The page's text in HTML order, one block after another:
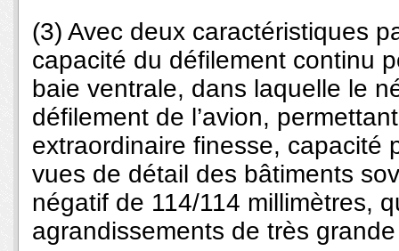
(3) Avec deux caractéristiques
capacité du défilement continu
baie ventrale, dans laquelle le
défilement de l’avion,
extraordinaire finesse, capacité
vues de détail des bâtiments
négatif de 114/114 millimètres,
agrandissements de très